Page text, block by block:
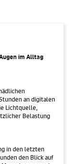
im Alltag
an digitalen
Lichtquelle,
Belastung
in den letzten
den Blick auf